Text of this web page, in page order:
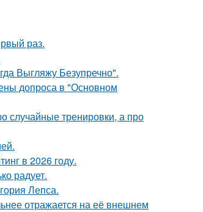
раз.
Выгляжу Безупречно".
допроса в "Основном
случайные тренировки, а про
в 2026 году.
радует.
Лепса.
отражается на её внешнем